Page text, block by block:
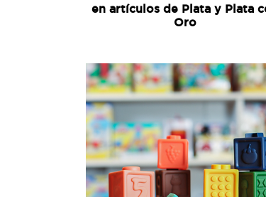
en artículos de Plata y Plata
Oro